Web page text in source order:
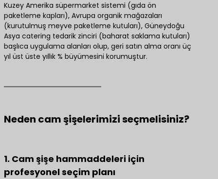
Kuzey Amerika süpermarket sistemi (gıda ön
paketleme kapları), Avrupa organik mağazaları
(kurutulmuş meyve paketleme kutuları), Güneydoğu
Asya catering tedarik zinciri (baharat saklama kutuları)
başlıca uygulama alanları olup, geri satın alma oranı üç
yıl üst üste yıllık % büyümesini korumuştur.
Neden cam şişelerimizi seçmelisiniz?
1. Cam şişe hammaddeleri için
profesyonel seçim planı